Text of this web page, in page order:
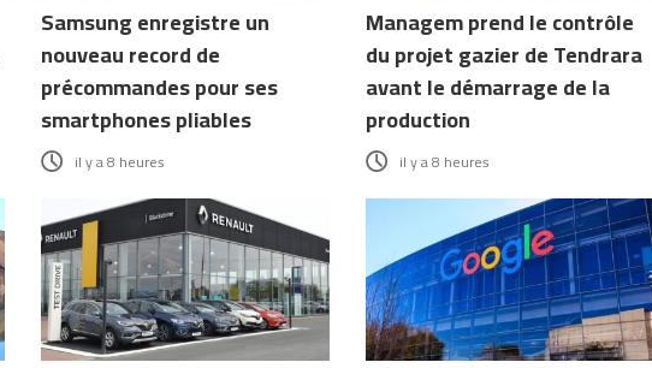
Samsung enregistre un
nouveau record de
précommandes pour ses
smartphones pliables
il y a 8 heures
Managem prend le contrôle
du projet gazier de Tendrara
avant le démarrage de la
production
il y a 8 heures